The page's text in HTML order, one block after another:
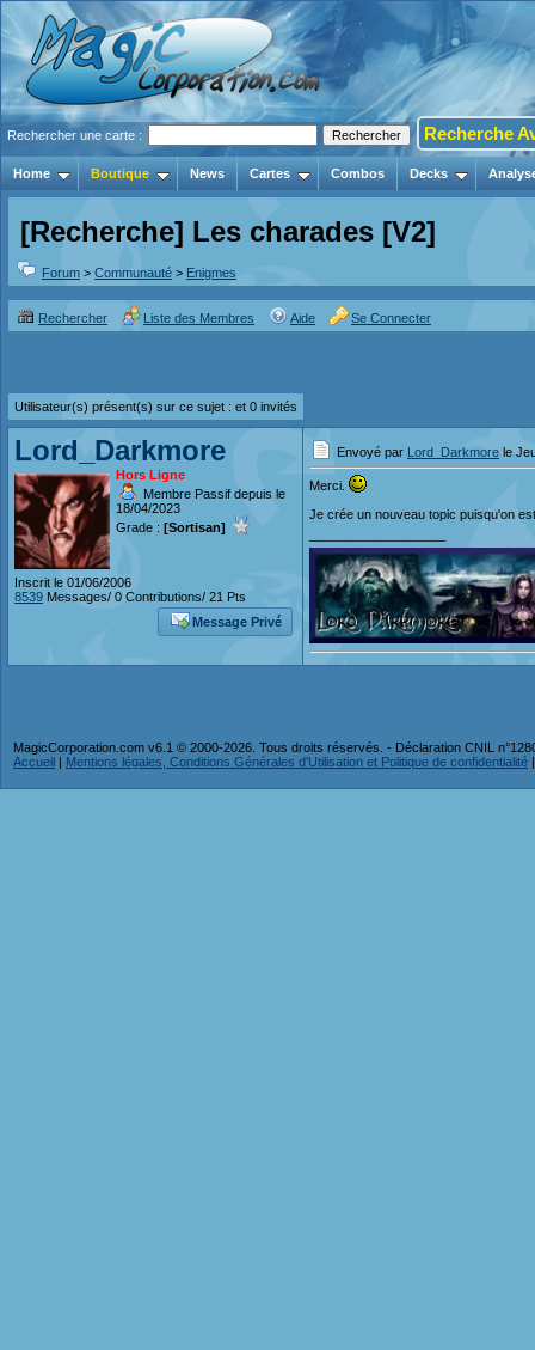
Rechercher une carte : Recherche
Home Boutique News Cartes Combos Decks
[Recherche] Les charades [V2]
Forum > Communauté > Enigmes
Rechercher Liste des Membres Aide Se Connecter
Utilisateur(s) présent(s) sur ce sujet : et 0 invités
Lord_Darkmore
Hors Ligne
Membre Passif depuis le
18/04/2023
Grade : [Sortisan]
Inscrit le 01/06/2006
8539 Messages/ 0 Contributions/ 21 Pts
Message Privé
Envoyé par Lord_Darkmore le
Merci.
Je crée un nouveau topic puisqu'on
MagicCorporation.com v6.1 © 2000-2026. Tous droits réservés. - Déclaration CNIL
Accueil | Mentions légales, Conditions Générales d'Utilisation et Politique de confidentialité